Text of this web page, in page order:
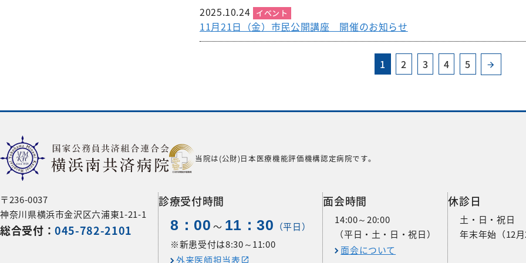
2025.10.24 イベント
11月21日（金）市民公開講座 開催のお知らせ
1 2 3 4 5
当院は(公財)日本医療機能評価機構認定病院です。
〒236-0037
神奈川県横浜市金沢区六浦東1-21-1
総合受付：045-782-2101
診療受付時間
8：00 〜 11：30 （平日）
※新患受付は8:30～11:00
外来医師担当表
面会時間
14:00～20:00
（平日・土・日・祝日）
面会について
休診日
土・日・祝日
年末年始（12月